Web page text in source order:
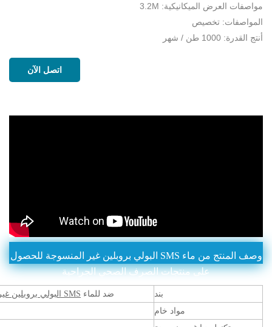
مواصفات العرض الميكانيكية: 3.2M
المواصفات: تخصيص
أنتج القدرة: 1000 طن / شهر
اتصل الآن
وصف المنتج من ماء SMS البولي بروبلين غير المنسوجة للحصول
على منتجات الصرف الصحي الجراحية
بند ضد للماء SMS البولي بروبلين غير المنسوجة النسيج
مواد خام